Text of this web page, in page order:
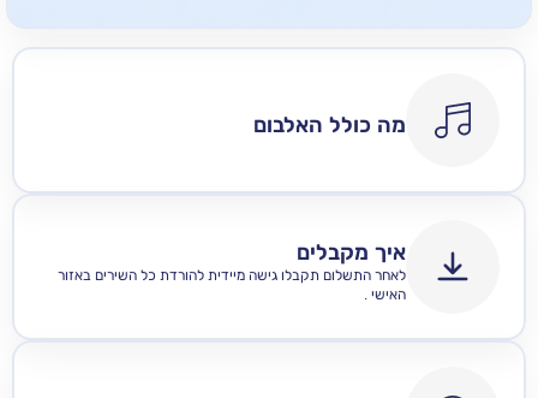
מה כולל האלבום
איך מקבלים
לאחר התשלום תקבלו גישה מיידית להורדת כל השירים באזור